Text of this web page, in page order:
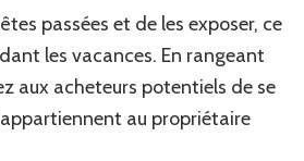
passées et de les exposer, ce
les vacances. En rangeant
aux acheteurs potentiels de se
au propriétaire